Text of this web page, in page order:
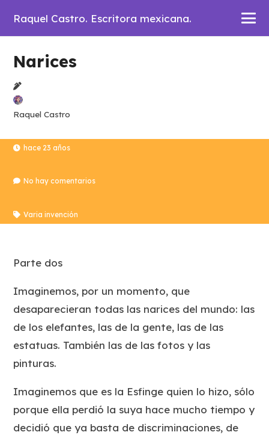
Raquel Castro. Escritora mexicana.
Narices
Raquel Castro
hace 23 años
No hay comentarios
Varia invención
Parte dos
Imaginemos, por un momento, que
desaparecieran todas las narices del mundo: las
de los elefantes, las de la gente, las de las
estatuas. También las de las fotos y las
pinturas.
Imaginemos que es la Esfinge quien lo hizo, sólo
porque ella perdió la suya hace mucho tiempo y
decidió que ya basta de discriminaciones, de